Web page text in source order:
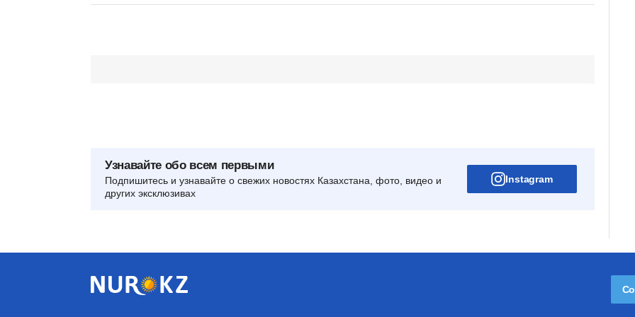
Узнавайте обо всем первыми
Подпишитесь и узнавайте о свежих новостях Казахстана, фото, видео и
других эксклюзивах
Instagram